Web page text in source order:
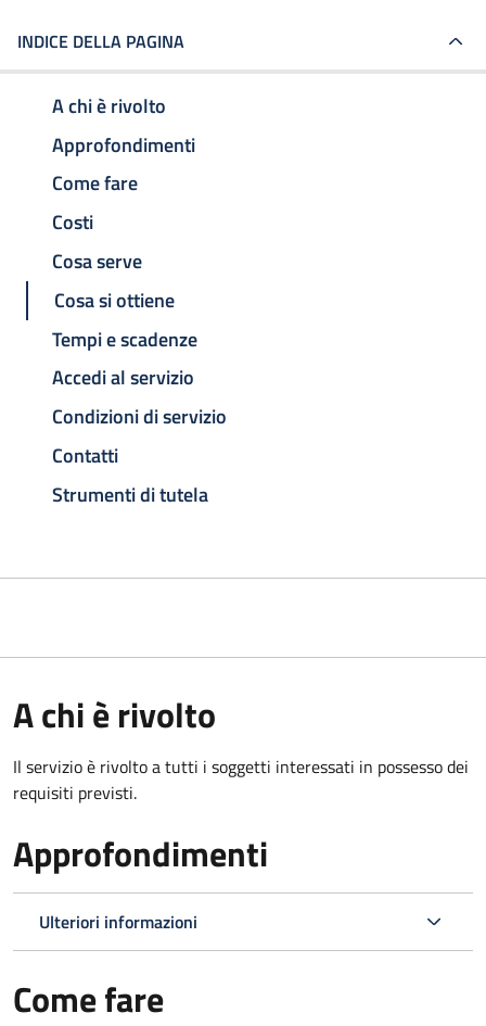
INDICE DELLA PAGINA
A chi è rivolto
Approfondimenti
Come fare
Costi
Cosa serve
Cosa si ottiene
Tempi e scadenze
Accedi al servizio
Condizioni di servizio
Contatti
Strumenti di tutela
A chi è rivolto
Il servizio è rivolto a tutti i soggetti interessati in possesso dei
requisiti previsti.
Approfondimenti
Ulteriori informazioni
Come fare